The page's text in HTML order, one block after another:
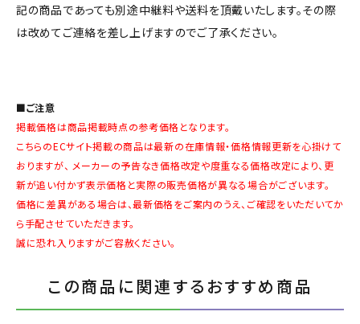
記の商品であっても別途中継料や送料を頂戴いたします。その際
は改めてご連絡を差し上げますのでご了承ください。
■ご注意
掲載価格は商品掲載時点の参考価格となります。
こちらのECサイト掲載の商品は最新の在庫情報・価格情報更新を心掛けて
おりますが、 メーカーの予告なき価格改定や度重なる価格改定により、更
新が追い付かず表示価格と実際の販売価格が異なる場合がございます。
価格に差異がある場合は、最新価格をご案内のうえ、ご確認をいただいてか
ら手配させていただきます。
誠に恐れ入りますがご容赦ください。
この商品に関連するおすすめ商品